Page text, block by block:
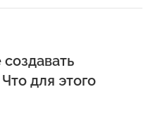
для этого